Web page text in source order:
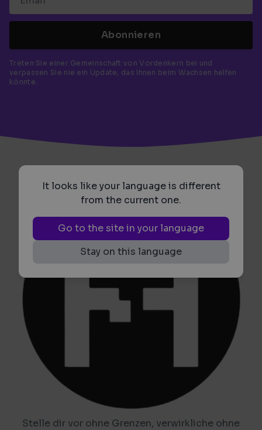
It looks like your language is different
from the current one.
Go to the site in your language
Stay on this language
Abonnieren
Treten Sie einer Gemeinschaft von Vordenkern bei und
verpassen Sie nie ein Update, das Ihnen beim Wachsen helfen
könnte.
Stelle dir vor ohne Grenzen, verwirkliche ohne